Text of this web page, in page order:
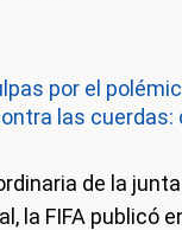
por el
las cuerdas:
de la junta
la FIFA publicó